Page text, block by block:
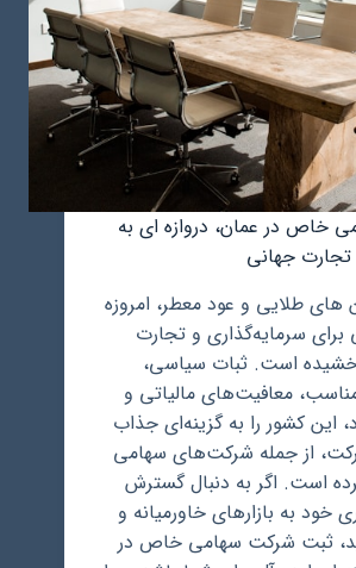
خاص در عمان، دروازه ای به
تجارت جهانی
طلایی و عود معطر، امروزه
برای سرمایه‌گذاری و تجارت
است. ثبات سیاسی،
معافیت‌های مالیاتی و
این کشور را به گزینه‌ای جذاب
از جمله شرکت‌های سهامی
است. اگر به دنبال گسترش
خود به بازارهای خاورمیانه و
ثبت شرکت سهامی خاص در